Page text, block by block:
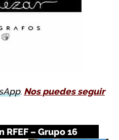
. Nos puedes seguir
RFEF – Grupo 16